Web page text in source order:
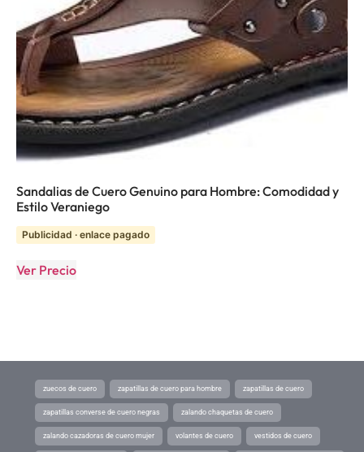
Sandalias de Cuero Genuino para Hombre: Comodidad y
Estilo Veraniego
Publicidad · enlace pagado
Ver Precio
zuecos de cuero zapatillas de cuero para hombre zapatillas de cuero
zapatillas converse de cuero negras zalando chaquetas de cuero
zalando cazadoras de cuero mujer volantes de cuero vestidos de cuero